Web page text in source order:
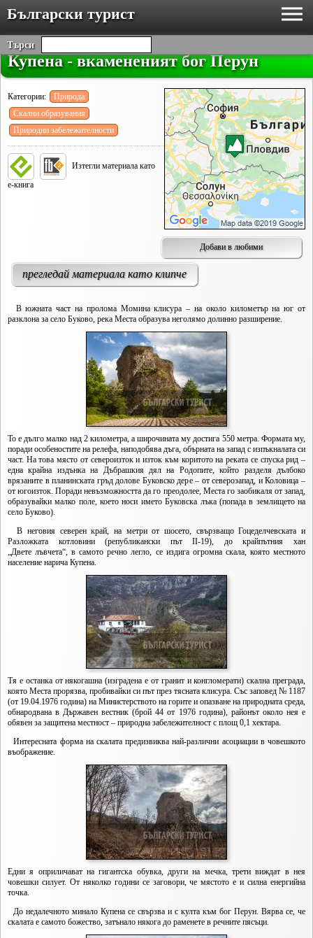
Български турист
Търси
Купена - вкамененият бог Перун
Добави в любими
Категории:
Природа
Скални образувания
Природни забележителности
Изтегли материала като
е-книга
прегледай материала като клипче
В южната част на пролома Момина клисура – на около километър на юг от
разклона за село Буково, река Места образува неголямо долинно разширение.
То е дълго малко над 2 километра, а широчината му достига 550 метра. Формата му,
поради особеностите на релефа, наподобява дъга, обърната на запад с изпъкналата си
част. На това място от североизток и изток към коритото на реката се спуска рид –
една крайна издънка на Дъбрашкия дял на Родопите, който разделя дълбоко
врязаните в планинската гръд долове Буковско дере – от северозапад, и Коловица –
от югоизток. Поради невъзможността да го преодолее, Места го заобикаля от запад,
образувайки малко поле, което носи името Буковска лъка (попада в землището на
село Буково).
В неговия северен край, на метри от шосето, свързващо Гоцеделчевската и
Разложката котловини (републикански път II-19), до крайпътния хан
„Двете лъвчета“, в самото речно легло, се издига огромна скала, която местното
население нарича Купена.
Тя е останка от някогашна (изградена е от гранит и конгломерати) скална преграда,
която Места прорязва, пробивайки си път през тясната клисура. Със заповед № 1187
(от 19.04.1976 година) на Министерството на горите и опазване на природната среда,
обнародвана в Държавен вестник (брой 44 от 1976 година), районът около нея е
обявен за защитена местност – природна забележителност с площ 0,1 хектара.
Интересната форма на скалата предизвиква най-различни асоциации в човешкото
въображение.
Едни я оприличават на гигантска обувка, други на мечка, трети виждат в нея
човешки силует. От няколко години се заговори, че мястото е и силна енергийна
точка.
До недалечното минало Купена се свързва и с култа към бог Перун. Вярва се, че
скалата е самото божество, затънало някога до раменете в речните пясъци.